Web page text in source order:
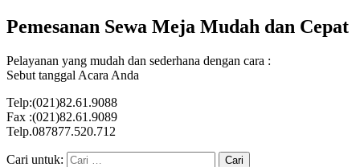
Pemesanan Sewa Meja Mudah dan Cepat
Pelayanan yang mudah dan sederhana dengan cara :
Sebut tanggal Acara Anda
Telp:(021)82.61.9088
Fax :(021)82.61.9089
Telp.087877.520.712
Cari untuk: